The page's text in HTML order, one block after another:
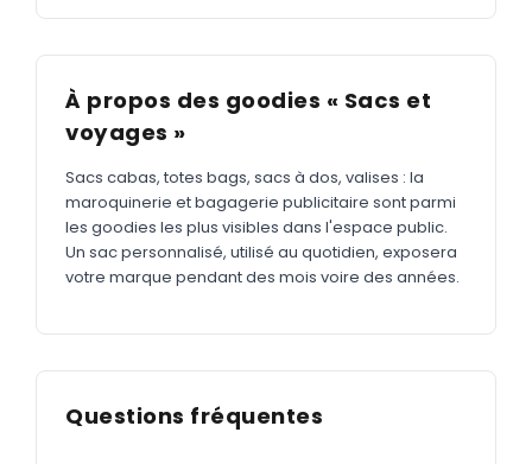
À propos des goodies « Sacs et
voyages »
Sacs cabas, totes bags, sacs à dos, valises : la
maroquinerie et bagagerie publicitaire sont parmi
les goodies les plus visibles dans l'espace public.
Un sac personnalisé, utilisé au quotidien, exposera
votre marque pendant des mois voire des années.
Questions fréquentes